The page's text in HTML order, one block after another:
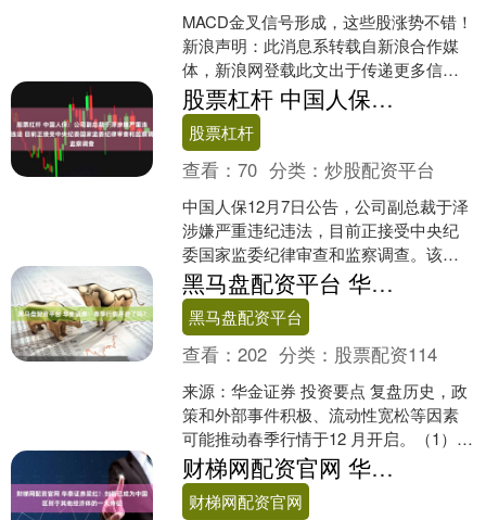
MACD金叉信号形成，这些股涨势不错！
新浪声明：此消息系转载自新浪合作媒
体，新浪网登载此文出于传递更多信息
之目的，并不意味着赞同其观点或证实
其描述。文章内容仅供....
股票杠杆 中国人保：公司副总裁于泽涉嫌严重违纪违法 目前正接受中央纪委国家监委纪律审查和监察调查
股票杠杆
查看：70 分类：炒股配资平台
中国人保12月7日公告，公司副总裁于泽
涉嫌严重违纪违法，目前正接受中央纪
委国家监委纪律审查和监察调查。该事
项不影响本公司经营管理。 海量资讯、
精准解读，尽在新浪....
黑马盘配资平台 华金证券：春季行情开启了吗？
黑马盘配资平台
查看：202 分类： 股票配资114
来源：华金证券 投资要点 复盘历史，政
策和外部事件积极、流动性宽松等因素
可能推动春季行情于12 月开启。（1）
2010 年以来的16 年中共有6 次春季行情
于1....
财梯网配资官网 华泰证券梁红：创新已成为中国区别于其他经济体的一大特征
财梯网配资官网